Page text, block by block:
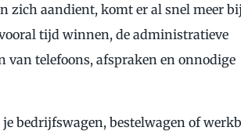
zich aandient, komt er al snel meer bij
tijd winnen, de administratieve
telefoons, afspraken en onnodige
bedrijfswagen, bestelwagen of